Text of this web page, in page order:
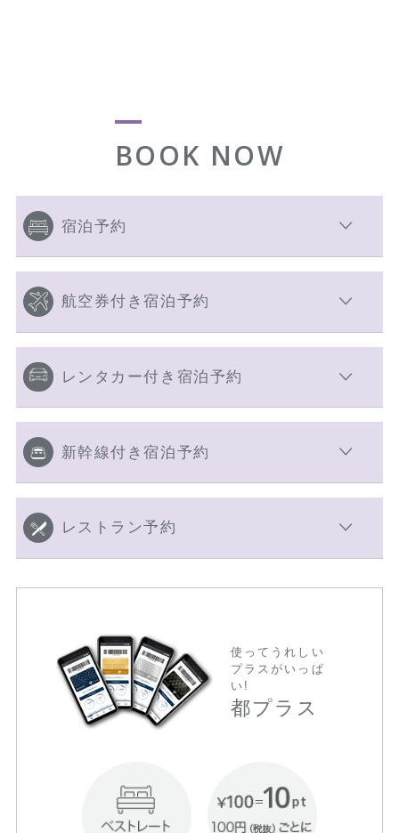
BOOK NOW
宿泊予約
航空券付き宿泊予約
レンタカー付き宿泊予約
新幹線付き宿泊予約
レストラン予約
使ってうれしい
プラスがいっぱ
い!
都プラス